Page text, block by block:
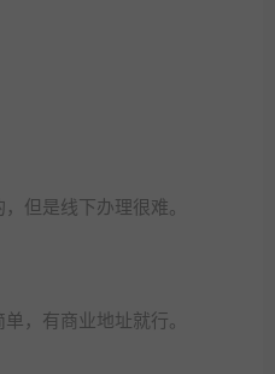
但是线下办理很难。​
，有商业地址就行。​